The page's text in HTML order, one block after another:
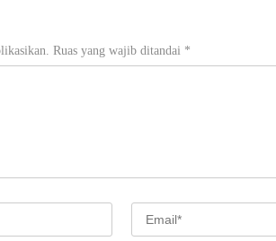
Ruas yang wajib ditandai *